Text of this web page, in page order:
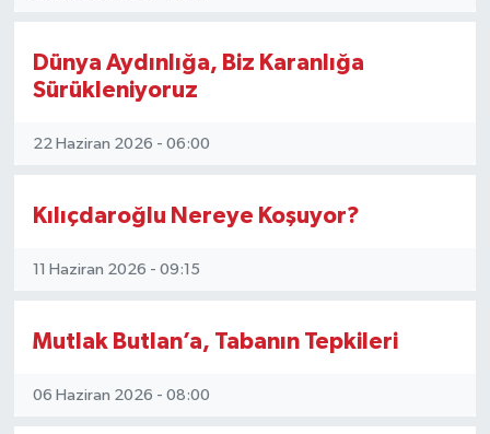
Dünya Aydınlığa, Biz Karanlığa
Sürükleniyoruz
22 Haziran 2026 - 06:00
Kılıçdaroğlu Nereye Koşuyor?
11 Haziran 2026 - 09:15
Mutlak Butlan’a, Tabanın Tepkileri
06 Haziran 2026 - 08:00
Vasıta
Yaşam